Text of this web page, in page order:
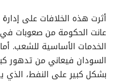
أثرت هذه الخلافات على
عانت الحكومة من صعوبات في
الخدمات الأساسية للشعب.
السودان فيعاني من تدهور